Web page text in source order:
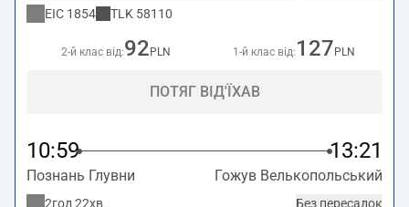
EIC 1854 TLK 58110
2-й клас від:92 PLN 1-й клас від: 127 PLN
ПОТЯГ ВІД'ЇХАВ
10:59 13:21
Познань Глувни Гожув Велькопольський
Без пересадок
2год 22хв